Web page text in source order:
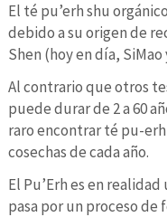
El té pu’erh shu
debido a su origen de
Shen (hoy en día,
Al contrario que otros
puede durar de 2 a 60
raro encontrar té pu-
cosechas de cada año.
El Pu’Erh es en
pasa por un proceso de